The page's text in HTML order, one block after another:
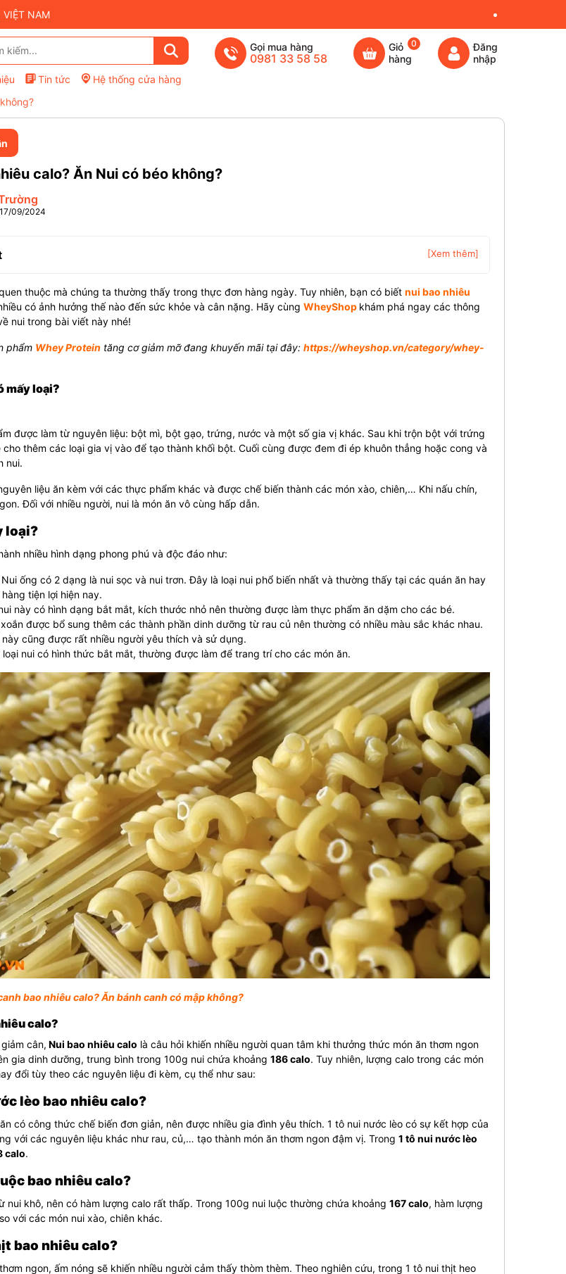
VIỆT NAM
Tin tức Hệ thống cửa hàng
Gọi mua hàng
0981 33 58 58
Giỏ
hàng
0
Đăng
nhập
calo? Ăn Nui có béo không?
09/2024
[Xem thêm]
thuộc mà chúng ta thường thấy trong thực đơn hàng ngày. Tuy nhiên, bạn có biết nui bao nhiêu
có ảnh hưởng thế nào đến sức khỏe và cân nặng. Hãy cùng WheyShop khám phá ngay các thông
nui trong bài viết này nhé!
phẩm Whey Protein tăng cơ giảm mỡ đang khuyến mãi tại đây: https://wheyshop.vn/category/whey-
mấy loại?
được làm từ nguyên liệu: bột mì, bột gạo, trứng, nước và một số gia vị khác. Sau khi trộn bột với trứng
thêm các loại gia vị vào để tạo thành khối bột. Cuối cùng được đem đi ép khuôn thẳng hoặc cong và
nui.
liệu ăn kèm với các thực phẩm khác và được chế biến thành các món xào, chiên,… Khi nấu chín,
Đối với nhiều người, nui là món ăn vô cùng hấp dẫn.
loại?
nhiều hình dạng phong phú và độc đáo như:
ống có 2 dạng là nui sọc và nui trơn. Đây là loại nui phổ biến nhất và thường thấy tại các quán ăn hay
tiện lợi hiện nay.
này có hình dạng bắt mắt, kích thước nhỏ nên thường được làm thực phẩm ăn dặm cho các bé.
được bổ sung thêm các thành phần dinh dưỡng từ rau củ nên thường có nhiều màu sắc khác nhau.
này cũng được rất nhiều người yêu thích và sử dụng.
nui có hình thức bắt mắt, thường được làm để trang trí cho các món ăn.
bao nhiêu calo? Ăn bánh canh có mập không?
calo?
cân, Nui bao nhiêu calo là câu hỏi khiến nhiều người quan tâm khi thưởng thức món ăn thơm ngon
gia dinh dưỡng, trung bình trong 100g nui chứa khoảng 186 calo. Tuy nhiên, lượng calo trong các món
đổi tùy theo các nguyên liệu đi kèm, cụ thể như sau:
lèo bao nhiêu calo?
có công thức chế biến đơn giản, nên được nhiều gia đình yêu thích. 1 tô nui nước lèo có sự kết hợp của
với các nguyên liệu khác như rau, củ,… tạo thành món ăn thơm ngon đậm vị. Trong 1 tô nui nước lèo
calo.
bao nhiêu calo?
nui khô, nên có hàm lượng calo rất thấp. Trong 100g nui luộc thường chứa khoảng 167 calo, hàm lượng
với các món nui xào, chiên khác.
bao nhiêu calo?
ngon, ấm nóng sẽ khiến nhiều người cảm thấy thòm thèm. Theo nghiên cứu, trong 1 tô nui thịt heo